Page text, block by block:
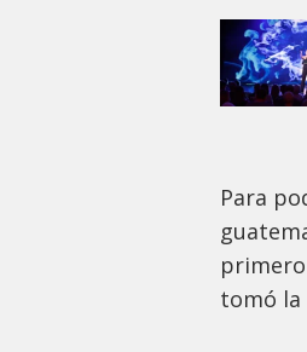
Para
tomó la